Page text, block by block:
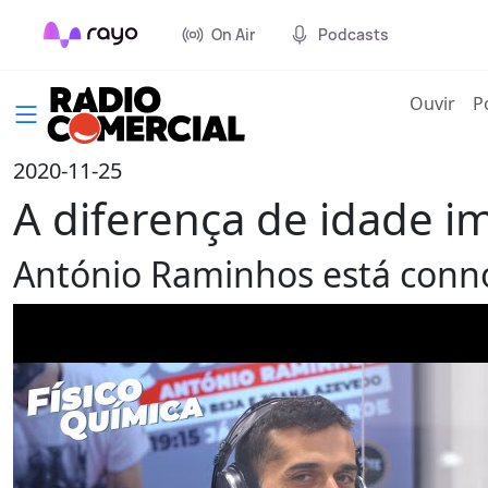
On Air Podcasts
Ouvir
2020-11-25
A diferença de idade
António Raminhos está